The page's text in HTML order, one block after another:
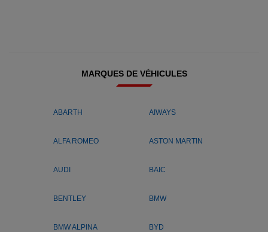
MARQUES DE VÉHICULES
ABARTH AIWAYS
ALFA ROMEO ASTON MARTIN
AUDI BAIC
BENTLEY BMW
BMW ALPINA BYD